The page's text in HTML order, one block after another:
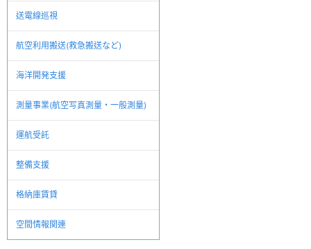
送電線巡視
航空利用搬送(救急搬送など)
海洋開発支援
測量事業(航空写真測量・一般測量)
運航受託
整備支援
格納庫賃貸
空間情報関連